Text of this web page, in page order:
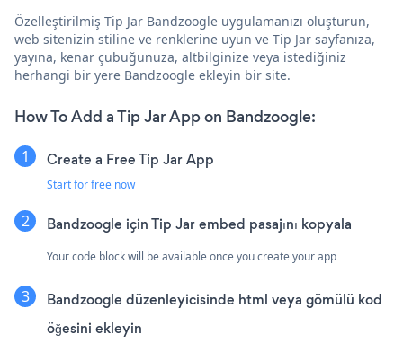
Özelleştirilmiş Tip Jar Bandzoogle uygulamanızı oluşturun,
web sitenizin stiline ve renklerine uyun ve Tip Jar sayfanıza,
yayına, kenar çubuğunuza, altbilginize veya istediğiniz
herhangi bir yere Bandzoogle ekleyin bir site.
How To Add a Tip Jar App on Bandzoogle:
Create a Free Tip Jar App
Start for free now
Bandzoogle için Tip Jar embed pasajını kopyala
Your code block will be available once you create your app
Bandzoogle düzenleyicisinde html veya gömülü kod
öğesini ekleyin